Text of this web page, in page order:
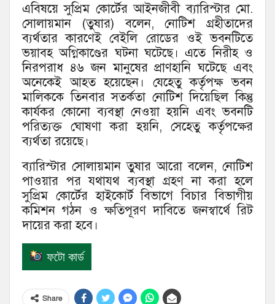
এবিষয়ে সুপ্রিম কোর্টের আইনজীবী ব্যারিস্টার মো.
সোলায়মান (তুষার) বলেন, নোটিশ গ্রহীতাদের
ব্যর্থতার কারণেই বেইলি রোডের ওই ভবনটিতে
ভয়াবহ অগ্নিকাণ্ডের ঘটনা ঘটেছে। এতে নিরীহ ও
নিরপরাধ ৪৬ জন মানুষের প্রাণহানি ঘটেছে এবং
অনেকেই আহত হয়েছেন। যেহেতু কর্তৃপক্ষ ভবন
মালিককে তিনবার সতর্কতা নোটিশ দিয়েছিল কিন্তু
কার্যকর কোনো ব্যবস্থা নেওয়া হয়নি এবং ভবনটি
পরিত্যক্ত ঘোষণা করা হয়নি, সেহেতু কর্তৃপক্ষের
ব্যর্থতা রয়েছে।
ব্যারিস্টার সোলায়মান তুষার আরো বলেন, নোটিশ
পাওয়ার পর যথাযথ ব্যবস্থা গ্রহণ না করা হলে
সুপ্রিম কোর্টের হাইকোর্ট বিভাগে বিচার বিভাগীয়
কমিশন গঠন ও ক্ষতিপূরণ দাবিতে জনস্বার্থে রিট
দায়ের করা হবে।
ফটো কার্ড
Share